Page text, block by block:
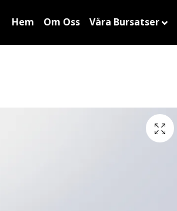
Hem Om Oss Våra Bursatser